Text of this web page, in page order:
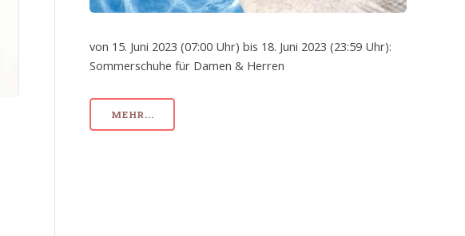
von 15. Juni 2023 (07:00 Uhr) bis 18. Juni 2023 (23:59 Uhr):
Sommerschuhe für Damen & Herren
MEHR...